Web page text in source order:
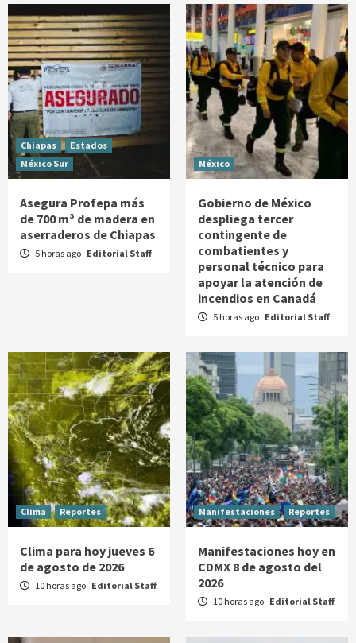
Chiapas
Estados
México Sur
Asegura Profepa más
de 700 m³ de madera en
aserraderos de Chiapas
5 horas ago Editorial Staff
México
Gobierno de México
despliega tercer
contingente de
combatientes y
personal técnico para
apoyar la atención de
incendios en Canadá
5 horas ago Editorial Staff
Clima Reportes
Clima para hoy jueves 6
de agosto de 2026
10 horas ago Editorial Staff
Manifestaciones Reportes
Manifestaciones hoy en
CDMX 8 de agosto del
2026
10 horas ago Editorial Staff